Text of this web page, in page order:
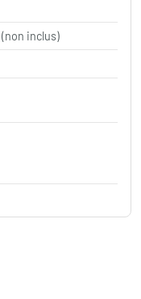
inclus)